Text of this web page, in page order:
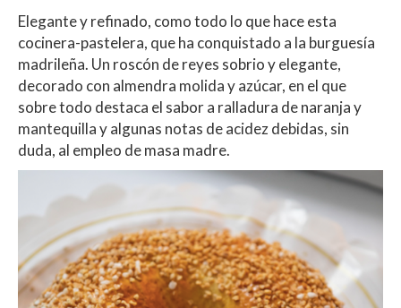
Elegante y refinado, como todo lo que hace esta
cocinera-pastelera, que ha conquistado a la burguesía
madrileña. Un roscón de reyes sobrio y elegante,
decorado con almendra molida y azúcar, en el que
sobre todo destaca el sabor a ralladura de naranja y
mantequilla y algunas notas de acidez debidas, sin
duda, al empleo de masa madre.